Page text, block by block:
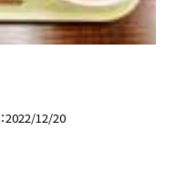
2022/12/20